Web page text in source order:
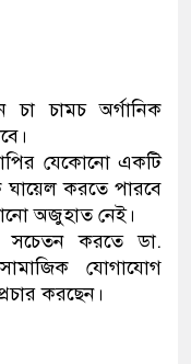
চামচ অর্গানিক
যেকোনো একটি
ঘায়েল করতে পারবে
অজুহাত নেই।
সচেতন করতে ডা.
যোগাযোগ
করছেন।